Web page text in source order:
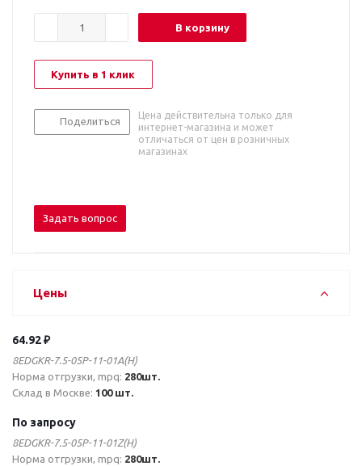
В корзину
Купить в 1 клик
Поделиться
Цена действительна только для
интернет-магазина и может
отличаться от цен в розничных
магазинах
Задать вопрос
Цены
64.92 ₽
8EDGKR-7.5-05P-11-01A(H)
Норма отгрузки, mpq: 280шт.
Склад в Москве: 100 шт.
По запросу
8EDGKR-7.5-05P-11-01Z(H)
Норма отгрузки, mpq: 280шт.